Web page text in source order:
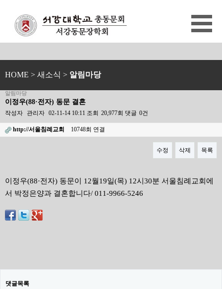
HOME > 새소식 > 알림마당
알림마당
이정우(88·전자) 동문 결혼
작성자 관리자 02-11-14 10:11 조회 20,977회 댓글 0건
http://서울침례교회 10748회 연결
수정 삭제 목록
이정우(88·전자) 동문이 12월19일(목) 12시30분 서울침례교회에
서 박정은양과 결혼합니다/ 011-9966-5246
댓글목록